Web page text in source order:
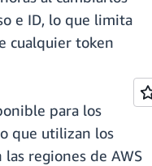
e ID, lo que limita
cualquier token
para los
que utilizan los
las regiones de AWS